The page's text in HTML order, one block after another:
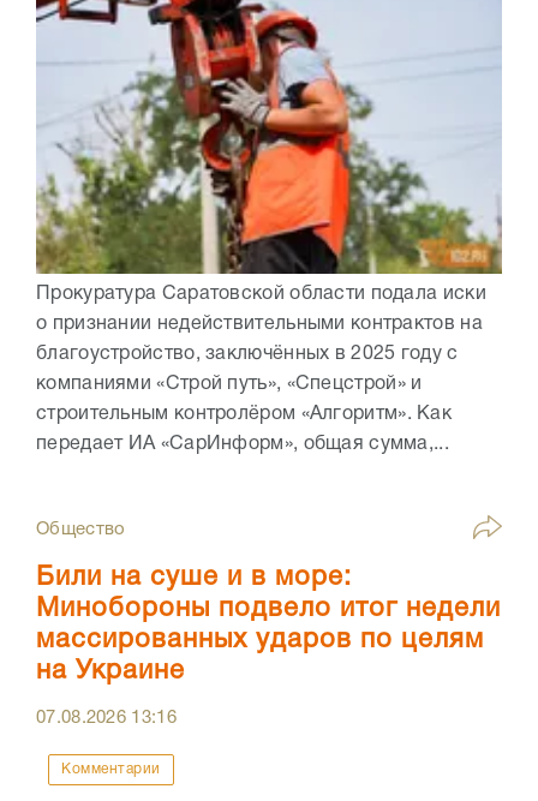
Прокуратура Саратовской области подала иски
о признании недействительными контрактов на
благоустройство, заключённых в 2025 году с
компаниями «Строй путь», «Спецстрой» и
строительным контролёром «Алгоритм». Как
передает ИА «СарИнформ», общая сумма,...
Общество
Били на суше и в море:
Минобороны подвело итог недели
массированных ударов по целям
на Украине
07.08.2026 13:16
Комментарии